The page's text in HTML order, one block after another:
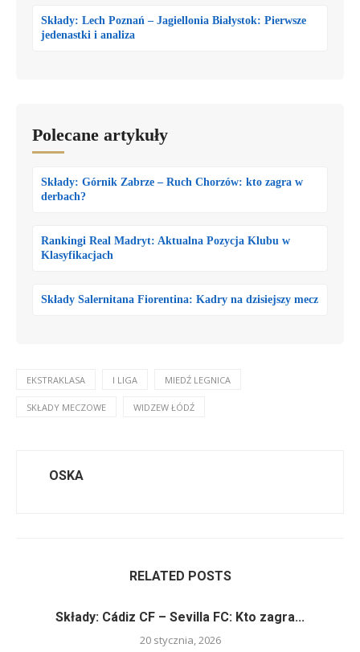
Składy: Lech Poznań – Jagiellonia Białystok: Pierwsze
jedenastki i analiza
Polecane artykuły
Składy: Górnik Zabrze – Ruch Chorzów: kto zagra w
derbach?
Rankingi Real Madryt: Aktualna Pozycja Klubu w
Klasyfikacjach
Składy Salernitana Fiorentina: Kadry na dzisiejszy mecz
EKSTRAKLASA I LIGA MIEDŹ LEGNICA
SKŁADY MECZOWE WIDZEW ŁÓDŹ
OSKA
RELATED POSTS
Składy: Cádiz CF – Sevilla FC: Kto zagra...
20 stycznia, 2026